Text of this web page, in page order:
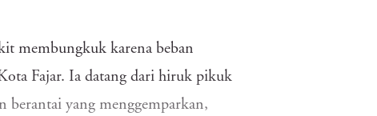
membungkuk karena beban
Fajar. Ia datang dari hiruk pikuk
berantai yang menggemparkan,